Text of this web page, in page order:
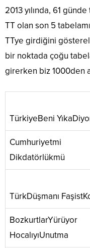
2013 yılında, 61
TT olan son 5
TTye girdiğini
bir noktada çoğu
girerken biz 1000den
TürkiyeBeni
Cumhuriyetmi
Dikdatörlükmü
TürkDüşmanı
BozkurtlarYürüyor
HocalıyıUnutma